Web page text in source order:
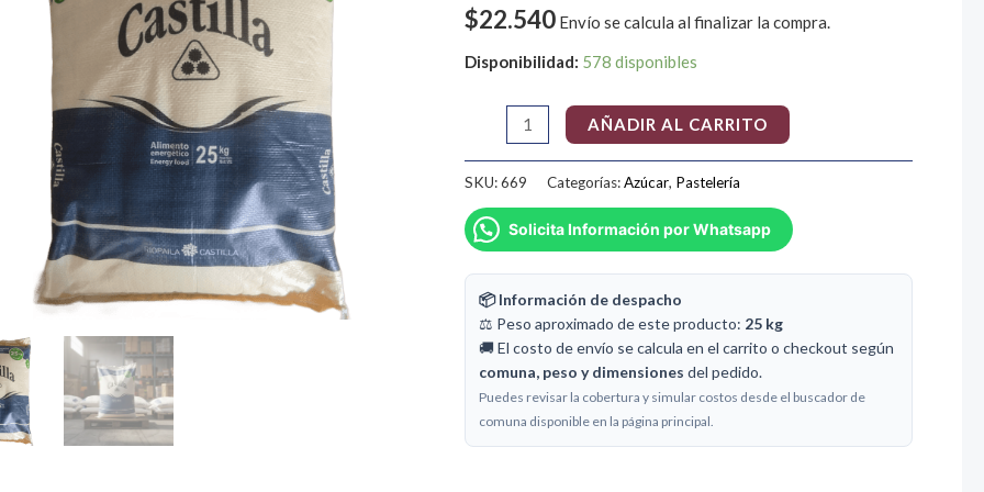
$22.540 Envío se calcula al finalizar la compra.
Disponibilidad: 578 disponibles
cantidad
AÑADIR AL CARRITO
SKU:669 Categorías:Azúcar, Pastelería
Solicita Información por Whatsapp
📦 Información de despacho
⚖️ Peso aproximado de este producto: 25 kg
🚚 El costo de envío se calcula en el carrito o checkout según
comuna, peso y dimensiones del pedido.
Puedes revisar la cobertura y simular costos desde el buscador de
comuna disponible en la página principal.